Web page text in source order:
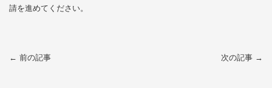
請を進めてください。
← 前の記事 次の記事 →